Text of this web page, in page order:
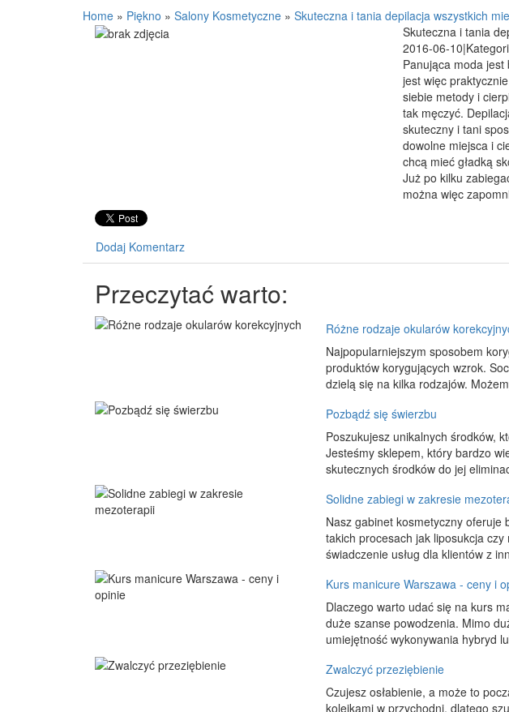
Home » Piękno » Salony Kosmetyczne » Skuteczna i tania depilacja wszystkich
Skuteczna i tania
2016-06-10|
Panująca moda
jest więc
siebie metody i
tak męczyć.
skuteczny i tani
dowolne miejsca i
chcą mieć gładką
Już po kilku
można więc
Dodaj Komentarz
Przeczytać warto:
Różne rodzaje okularów
Najpopularniejszym sposobem
produktów korygujących wzrok.
dzielą się na kilka rodzajów.
Pozbądź się świerzbu
Poszukujesz unikalnych środków,
Jesteśmy sklepem, który bardzo
skutecznych środków do jej
Solidne zabiegi w zakresie
Nasz gabinet kosmetyczny
takich procesach jak liposukcja
świadczenie usług dla klientów z
Kurs manicure Warszawa - ceny i
Dlaczego warto udać się na kurs
duże szanse powodzenia. Mimo
umiejętność wykonywania hybryd
Zwalczyć przeziębienie
Czujesz osłabienie, a może to
kolejkami w przychodni, dlatego